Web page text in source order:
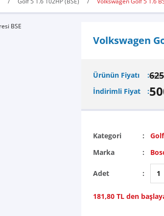
Volkswagen
Ürünün Fiyatı
İndirimli Fiyat
Kategori
Marka
Adet
181,80 TL den